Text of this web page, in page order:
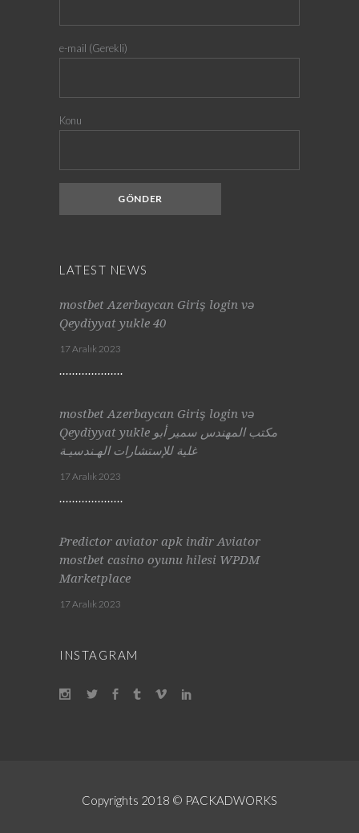
e-mail (Gerekli)
Konu
LATEST NEWS
mostbet Azerbaycan Giriş login və
Qeydiyyat yukle 40
17 Aralık 2023
mostbet Azerbaycan Giriş login və
Qeydiyyat yukle مكتب المهندس سمير أبو
غلية للإستشارات الهـندسيـة
17 Aralık 2023
Predictor aviator apk indir Aviator
mostbet casino oyunu hilesi WPDM
Marketplace
17 Aralık 2023
INSTAGRAM
Copyrights 2018 © PACKADWORKS